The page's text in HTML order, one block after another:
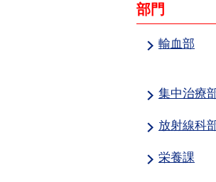
部門
輸血部
集中治療
放射線科
栄養課